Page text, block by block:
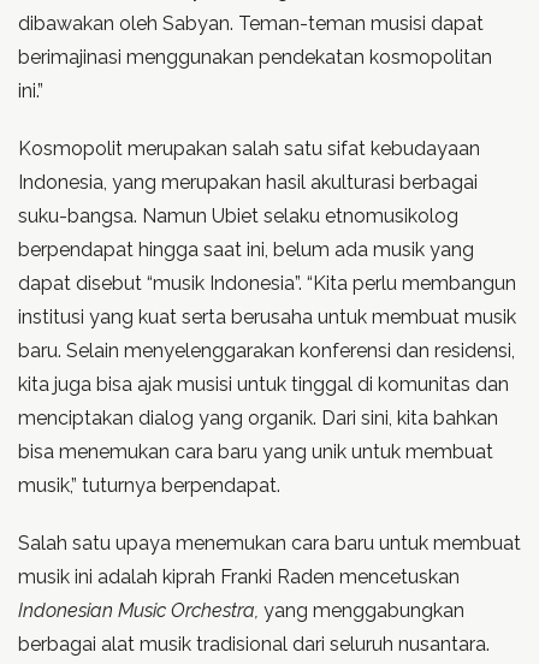
dibawakan oleh Sabyan. Teman-teman musisi dapat
berimajinasi menggunakan pendekatan kosmopolitan
ini.”
Kosmopolit merupakan salah satu sifat kebudayaan
Indonesia, yang merupakan hasil akulturasi berbagai
suku-bangsa. Namun Ubiet selaku etnomusikolog
berpendapat hingga saat ini, belum ada musik yang
dapat disebut “musik Indonesia”. “Kita perlu membangun
institusi yang kuat serta berusaha untuk membuat musik
baru. Selain menyelenggarakan konferensi dan residensi,
kita juga bisa ajak musisi untuk tinggal di komunitas dan
menciptakan dialog yang organik. Dari sini, kita bahkan
bisa menemukan cara baru yang unik untuk membuat
musik,” tuturnya berpendapat.
Salah satu upaya menemukan cara baru untuk membuat
musik ini adalah kiprah Franki Raden mencetuskan
Indonesian Music Orchestra, yang menggabungkan
berbagai alat musik tradisional dari seluruh nusantara.